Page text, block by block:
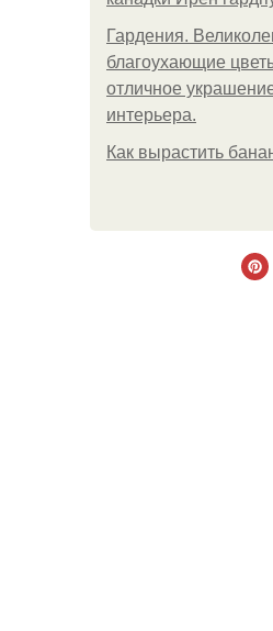
Гардения.
благоухающие
отличное
интерьера.
Как вырастить